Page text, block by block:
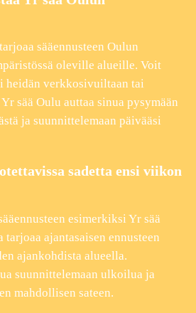
sääennusteen Oulun
oleville alueille. Voit
heidän verkkosivuiltaan tai
sää Oulu auttaa sinua pysymään
ja suunnittelemaan päivääsi
sadetta ensi viikon
esimerkiksi Yr sää
ajantasaisen ennusteen
ajankohdista alueella.
suunnittelemaan ulkoilua ja
mahdollisen sateen.